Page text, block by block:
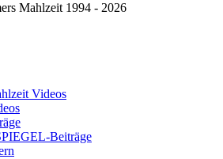
Mahlzeit 1994 - 2026
Videos
Beiträge